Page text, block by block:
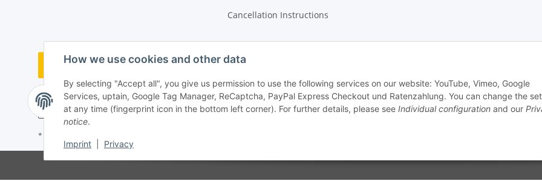
How we use cookies and other data
By selecting "Accept all", you give us permission to use the following services on our website: YouTube, Vimeo, Google
Services, uptain, Google Tag Manager, ReCaptcha, PayPal Express Checkout und Ratenzahlung. You can change the
at any time (fingerprint icon in the bottom left corner). For further details, please see Individual configuration and our
notice.
Imprint Privacy
Cancellation Instructions
Withdraw order
* All prices incl. VAT, plus